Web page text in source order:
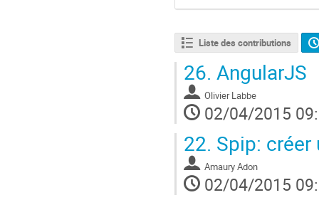
Liste des contributions
26. AngularJS
Olivier Labbe
02/04/2015
22. Spip: créer
Amaury Adon
02/04/2015